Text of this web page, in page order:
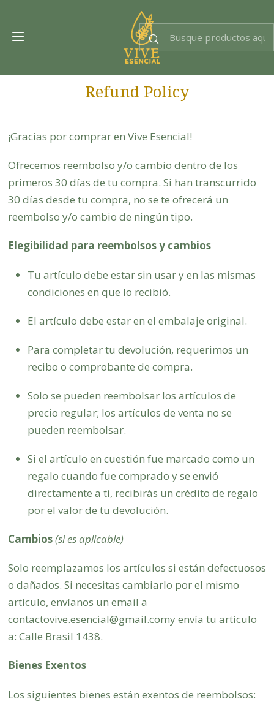
Refund Policy
¡Gracias por comprar en Vive Esencial!
Ofrecemos reembolso y/o cambio dentro de los
primeros 30 días de tu compra. Si han transcurrido
30 días desde tu compra, no se te ofrecerá un
reembolso y/o cambio de ningún tipo.
Elegibilidad para reembolsos y cambios
Tu artículo debe estar sin usar y en las mismas
condiciones en que lo recibió.
El artículo debe estar en el embalaje original.
Para completar tu devolución, requerimos un
recibo o comprobante de compra.
Solo se pueden reembolsar los artículos de
precio regular; los artículos de venta no se
pueden reembolsar.
Si el artículo en cuestión fue marcado como un
regalo cuando fue comprado y se envió
directamente a ti, recibirás un crédito de regalo
por el valor de tu devolución.
Cambios(si es aplicable)
Solo reemplazamos los artículos si están defectuosos
o dañados. Si necesitas cambiarlo por el mismo
artículo, envíanos un email a
contactovive.esencial@gmail.comy envía tu artículo
a: Calle Brasil 1438.
Bienes Exentos
Los siguientes bienes están exentos de reembolsos:
Dra. EsencIAl
Experta en bienestar